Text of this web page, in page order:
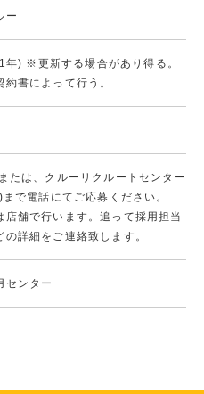
ー
年) ※更新する場合があり得る。
書によって行う。
たは、クルーリクルートセンター
で電話にてご応募ください。
舗で行います。追って採用担当
詳細をご連絡致します。
センター